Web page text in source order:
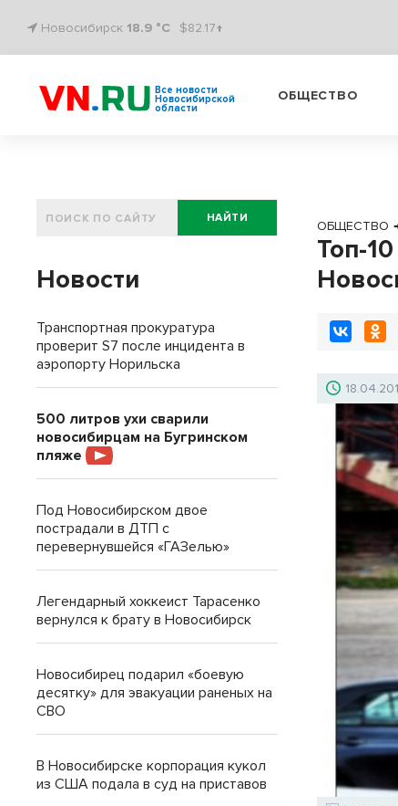
Новосибирск 18.9 °C $82.17↑
Все новости
Новосибирской
области
ОБЩЕСТВО
ОБЩЕСТВО
Топ-
НАЙТИ
Новости
Транспортная прокуратура
проверит S7 после инцидента в
аэропорту Норильска
500 литров ухи сварили
новосибирцам на Бугринском
пляже
Под Новосибирском двое
пострадали в ДТП с
перевернувшейся «ГАЗелью»
Легендарный хоккеист Тарасенко
вернулся к брату в Новосибирск
Новосибирец подарил «боевую
десятку» для эвакуации раненых на
СВО
В Новосибирске корпорация кукол
из США подала в суд на приставов